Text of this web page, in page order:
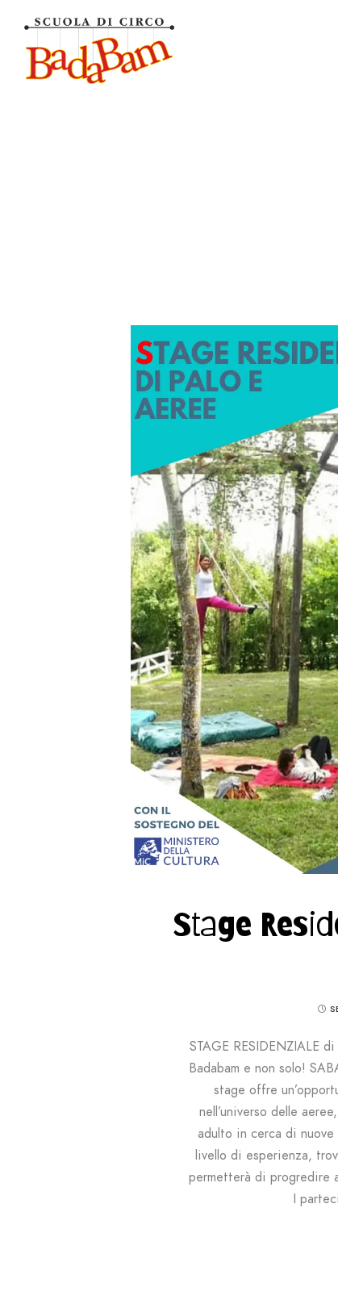
Stage
STAGE RESIDENZIALE
Badabam e non solo!
stage offre
nell’universo delle
adulto in cerca di
livello di esperienza,
permetterà di progredire
I